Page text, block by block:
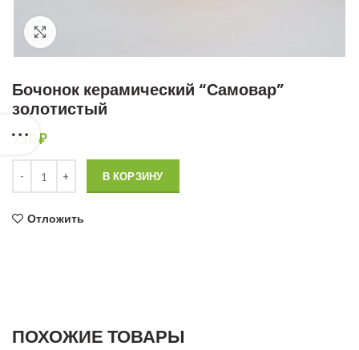
Бочонок керамический “Самовар”
золотистый
750 ₽
В КОРЗИНУ
Отложить
ПОХОЖИЕ ТОВАРЫ